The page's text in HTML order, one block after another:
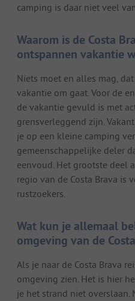
camping is daar niet veel
Waarom is de Costa
ontspannen vakantie
Niets moet en alles mag,
vakantie om gaat. Voor de
de vakantie gevuld is met
grensverleggend zijn.
je op een kleine camping
gemeenschappelijke deler
eenvoud. Het grootste deel
regio van de Costa Brava is
rustzoekers.
Wat kun je allemaal
omgeving van de
Als je naar de Costa Brava
omgeving zien. Het is hier
je het strand niet overslaan.